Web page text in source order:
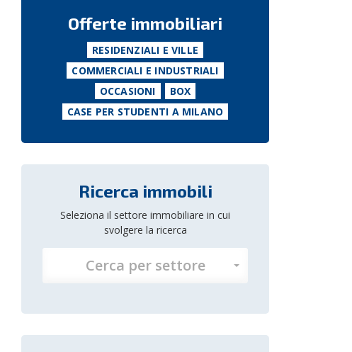
Offerte immobiliari
RESIDENZIALI E VILLE
COMMERCIALI E INDUSTRIALI
OCCASIONI
BOX
CASE PER STUDENTI A MILANO
Ricerca immobili
Seleziona il settore immobiliare in cui
svolgere la ricerca
Cerca per settore